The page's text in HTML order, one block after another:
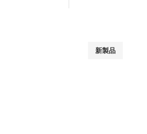
新製品